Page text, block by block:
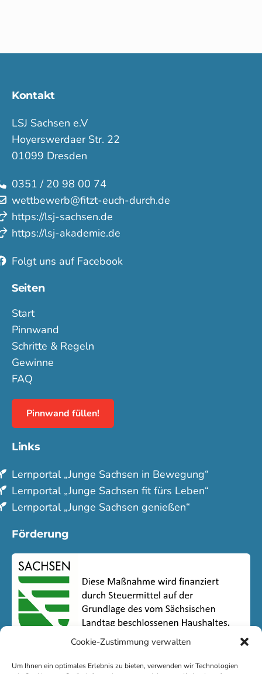
Cookie-Zustimmung verwalten
Um Ihnen ein optimales Erlebnis zu bieten, verwenden wir Technologien
Kontakt
LSJ Sachsen e.V
Hoyerswerdaer Str. 22
01099 Dresden
0351 / 20 98 00 74
wettbewerb@fitzt-euch-durch.de
https://lsj-sachsen.de
https://lsj-akademie.de
Folgt uns auf Facebook
Seiten
Start
Pinnwand
Schritte & Regeln
Gewinne
FAQ
Pinnwand füllen!
Links
Lern­portal „Junge Sachsen in Bewegung“
Lern­portal „Junge Sachsen fit fürs Leben“
Lern­portal „Junge Sachsen genießen“
Förderung